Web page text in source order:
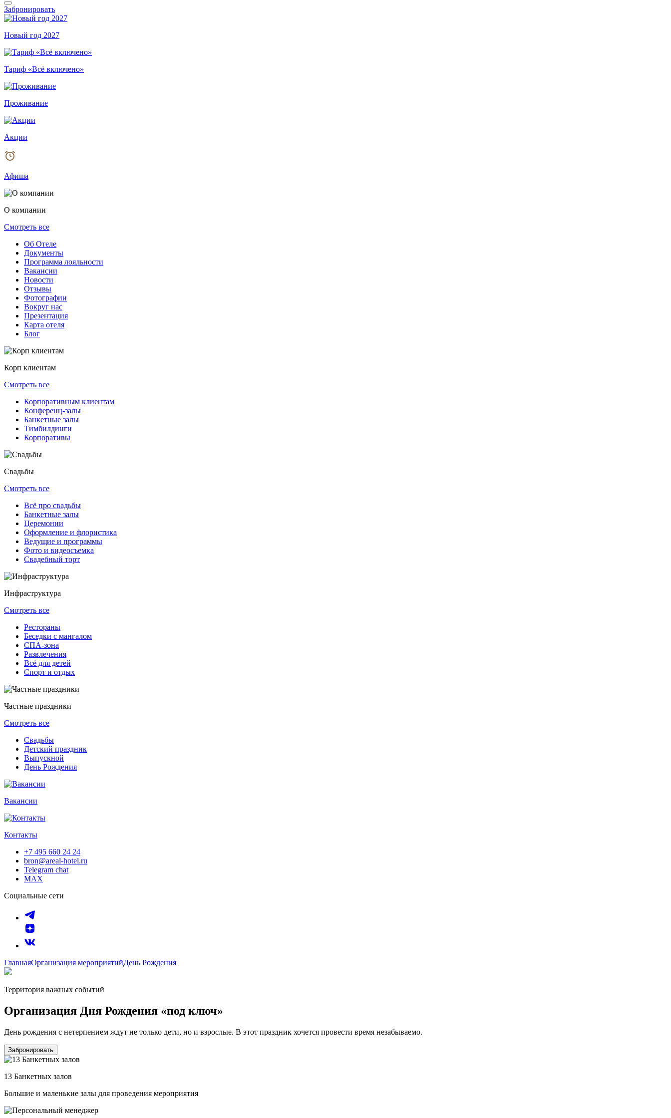
Забронировать
Новый год 2027
Тариф «Всё включено»
Проживание
Акции
Афиша
О компании
Смотреть все
Об Отеле
Документы
Программа лояльности
Вакансии
Новости
Отзывы
Фотографии
Вокруг нас
Презентация
Карта отеля
Блог
Корп клиентам
Смотреть все
Корпоративным клиентам
Конференц-залы
Банкетные залы
Тимбилдинги
Корпоративы
Свадьбы
Смотреть все
Всё про свадьбы
Банкетные залы
Церемонии
Оформление и флористика
Ведущие и программы
Фото и видеосъемка
Свадебный торт
Инфраструктура
Смотреть все
Рестораны
Беседки с мангалом
СПА-зона
Развлечения
Всё для детей
Спорт и отдых
Частные праздники
Смотреть все
Свадьбы
Детский праздник
Выпускной
День Рождения
Вакансии
Контакты
+7 495 660 24 24
bron@areal-hotel.ru
Telegram chat
MAX
Социальные сети
ГлавнаяОрганизация мероприятийДень Рождения
Территория важных событий
Организация Дня Рождения «под ключ»
День рождения с нетерпением ждут не только дети, но и взрослые. В этот праздник хочется провести время незабываемо.
Забронировать
13 Банкетных залов
Большие и маленькие залы для проведения мероприятия